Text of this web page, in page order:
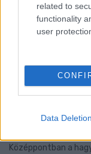
related to
functionality
user
Data Deletion
KIVÁLÓ
Középpontban a